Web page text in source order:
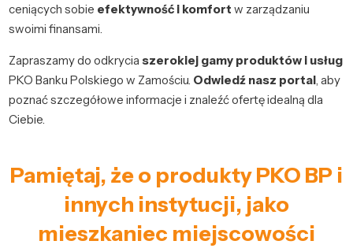
ceniących sobie efektywność i komfort w zarządzaniu
swoimi finansami.
Zapraszamy do odkryciaszerokiej gamy produktów i usług
PKO Banku Polskiego w Zamościu. Odwiedź nasz portal, aby
poznać szczegółowe informacje i znaleźć ofertę idealną dla
Ciebie.
Pamiętaj, że o produkty PKO BP i
innych instytucji, jako
mieszkaniec miejscowości